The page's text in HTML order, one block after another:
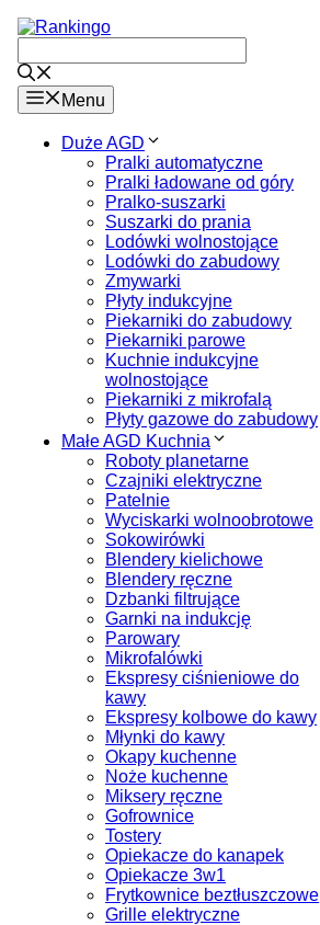
Przejdź
do
Menu
Duże AGD
Pralki automatyczne
Pralki ładowane od góry
Pralko-suszarki
Suszarki do prania
Lodówki wolnostojące
Lodówki do zabudowy
Zmywarki
Płyty indukcyjne
Piekarniki do zabudowy
Piekarniki parowe
Kuchnie indukcyjne
wolnostojące
Piekarniki z mikrofalą
Płyty gazowe do zabudowy
Małe AGD Kuchnia
Roboty planetarne
Czajniki elektryczne
Patelnie
Wyciskarki wolnoobrotowe
Sokowirówki
Blendery kielichowe
Blendery ręczne
Dzbanki filtrujące
Garnki na indukcję
Parowary
Mikrofalówki
Ekspresy ciśnieniowe do
kawy
Ekspresy kolbowe do kawy
Młynki do kawy
Okapy kuchenne
Noże kuchenne
Miksery ręczne
Gofrownice
Tostery
Opiekacze do kanapek
Opiekacze 3w1
Frytkownice beztłuszczowe
Grille elektryczne